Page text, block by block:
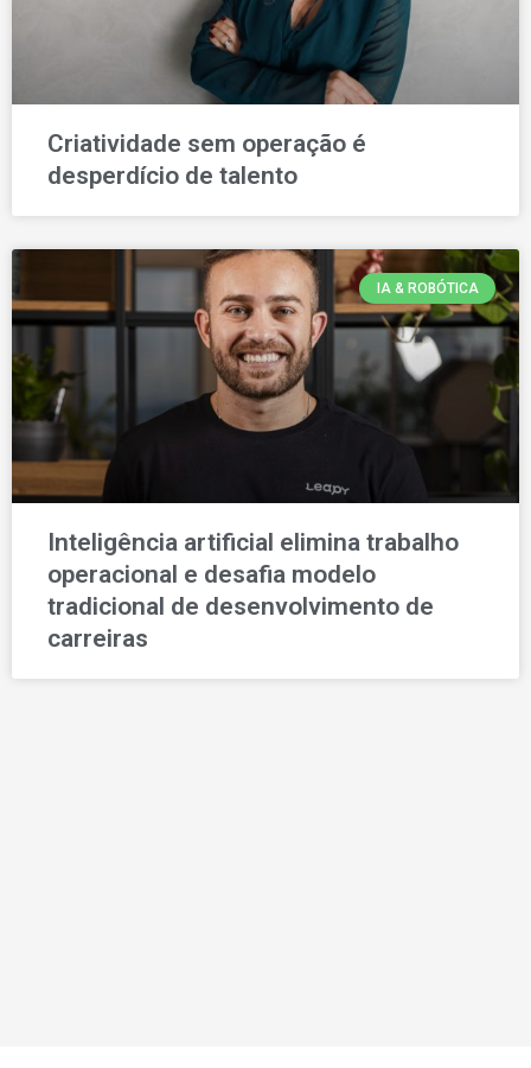
Criatividade sem operação é
desperdício de talento
IA & ROBÓTICA
Inteligência artificial elimina trabalho
operacional e desafia modelo
tradicional de desenvolvimento de
carreiras